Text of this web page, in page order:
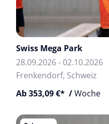
Swiss Mega Park
28.09.2026 - 02.10.2026
Frenkendorf, Schweiz
Ab 353,09 €* /Woche